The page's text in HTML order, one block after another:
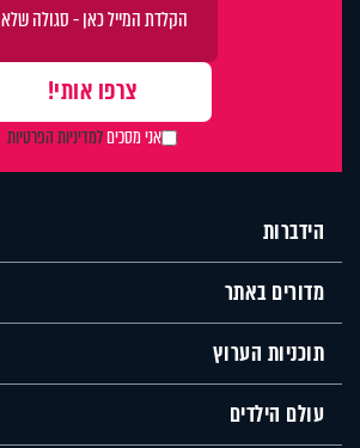
אני מסכיםלמדיניות הפרטיות
הידברות
מדורים באתר
תוכניות הערוץ
עולם הילדים